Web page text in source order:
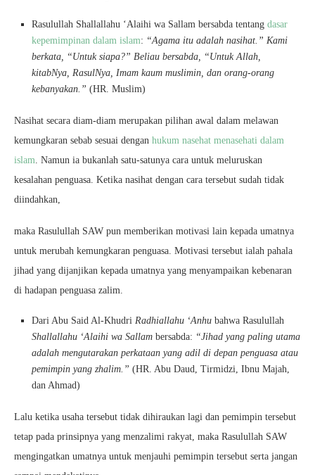
Rasulullah Shallallahu ‘Alaihi wa Sallam bersabda tentang dasar
kepemimpinan dalam islam: “Agama itu adalah nasihat.” Kami
berkata, “Untuk siapa?” Beliau bersabda, “Untuk Allah,
kitabNya, RasulNya, Imam kaum muslimin, dan orang-orang
kebanyakan.” (HR. Muslim)
Nasihat secara diam-diam merupakan pilihan awal dalam melawan
kemungkaran sebab sesuai dengan hukum nasehat menasehati dalam
islam. Namun ia bukanlah satu-satunya cara untuk meluruskan
kesalahan penguasa. Ketika nasihat dengan cara tersebut sudah tidak
diindahkan,
maka Rasulullah SAW pun memberikan motivasi lain kepada umatnya
untuk merubah kemungkaran penguasa. Motivasi tersebut ialah pahala
jihad yang dijanjikan kepada umatnya yang menyampaikan kebenaran
di hadapan penguasa zalim.
Dari Abu Said Al-Khudri Radhiallahu ‘Anhu bahwa Rasulullah
Shallallahu ‘Alaihi wa Sallam bersabda: “Jihad yang paling utama
adalah mengutarakan perkataan yang adil di depan penguasa atau
pemimpin yang zhalim.” (HR. Abu Daud, Tirmidzi, Ibnu Majah,
dan Ahmad)
Lalu ketika usaha tersebut tidak dihiraukan lagi dan pemimpin tersebut
tetap pada prinsipnya yang menzalimi rakyat, maka Rasulullah SAW
mengingatkan umatnya untuk menjauhi pemimpin tersebut serta jangan